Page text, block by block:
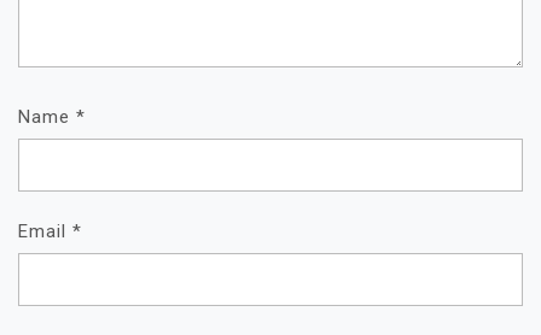
Name *
Email *